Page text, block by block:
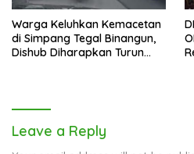
Warga Keluhkan Kemacetan
di Simpang Tegal Binangun,
Dishub Diharapkan Turun
Leave a Reply